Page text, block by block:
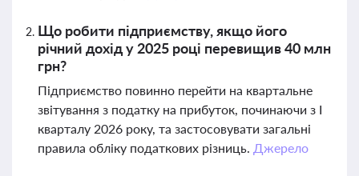
Що робити підприємству, якщо його
річний дохід у 2025 році перевищив 40 млн
грн?
Підприємство повинно перейти на квартальне
звітування з податку на прибуток, починаючи з І
кварталу 2026 року, та застосовувати загальні
правила обліку податкових різниць. Джерело